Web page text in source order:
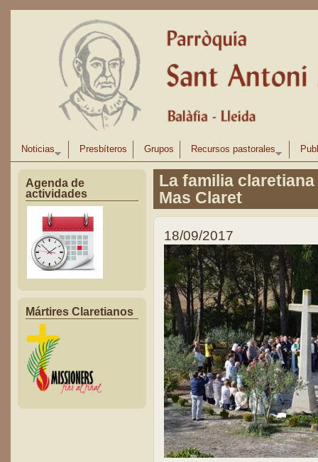
Pasar al contenido principal
Noticias Presbíteros Grupos Recursos pastorales
Agenda de
actividades
Mártires Claretianos
La familia
Mas Claret
18/09/2017